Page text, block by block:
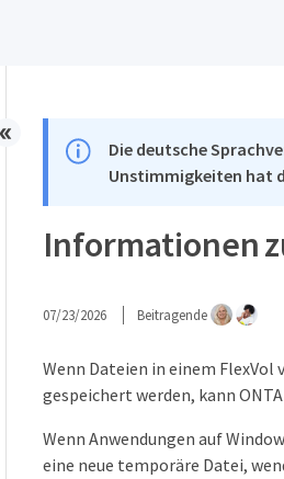
Die deutsche
Unstimmigkeiten hat
Informationen
07/23/2026 Beitragende
Wenn Dateien in einem
gespeichert werden, kann
Wenn Anwendungen auf
eine neue temporäre Datei,